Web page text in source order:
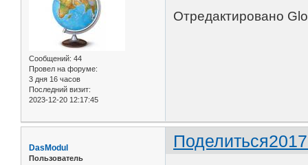
Сообщений: 44
Провел на форуме:
3 дня 16 часов
Последний визит:
2023-12-20 12:17:45
Отредактировано
Поделиться
DasModul
Пользователь